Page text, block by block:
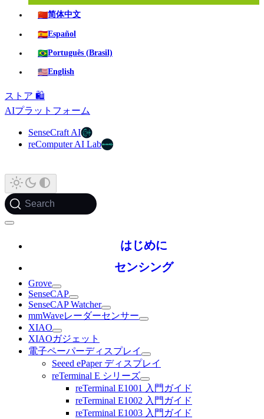
🇨🇳简体中文
🇪🇸Español
🇧🇷Português (Brasil)
🇺🇸English
ストア 🛍️
AIプラットフォーム
SenseCraft AI
reComputer AI Lab
Search
はじめに
センシング
Grove
SenseCAP
SenseCAP Watcher
mmWaveレーダーセンサー
XIAO
XIAOガジェット
電子ペーパーディスプレイ
Seeed ePaper ディスプレイ
reTerminal E シリーズ
reTerminal E1001 入門ガイド
reTerminal E1002 入門ガイド
reTerminal E1003 入門ガイド